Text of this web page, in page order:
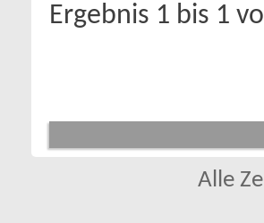
Ergebnis 1 bis 1
Alle